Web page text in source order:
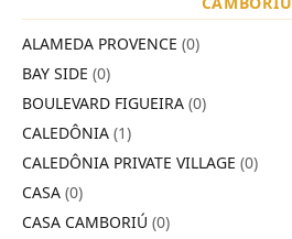
ALAMEDA PROVENCE (0)
BAY SIDE (0)
BOULEVARD FIGUEIRA (0)
CALEDÔNIA (1)
CALEDÔNIA PRIVATE VILLAGE (0)
CASA (0)
CASA CAMBORIÚ (0)